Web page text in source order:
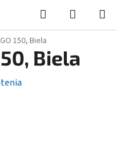
Hľadať
KOŠÍK
150, Biela
Biela